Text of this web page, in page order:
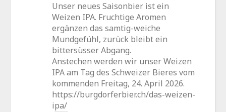
Unser neues Saisonbier ist ein
Weizen IPA. Fruchtige Aromen
ergänzen das samtig-weiche
Mundgefühl, zurück bleibt ein
bittersüsser Abgang.
Anstechen werden wir unser Weizen
IPA am Tag des Schweizer Bieres vom
kommenden Freitag, 24. April 2026.
https://burgdorferbier.ch/das-weizen-
ipa/